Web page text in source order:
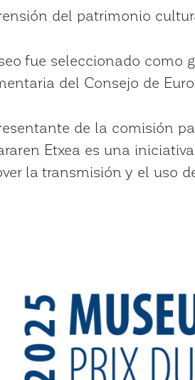
del patrimonio
fue seleccionado como
del Consejo de
de la comisión
Etxea es una
la transmisión y el uso